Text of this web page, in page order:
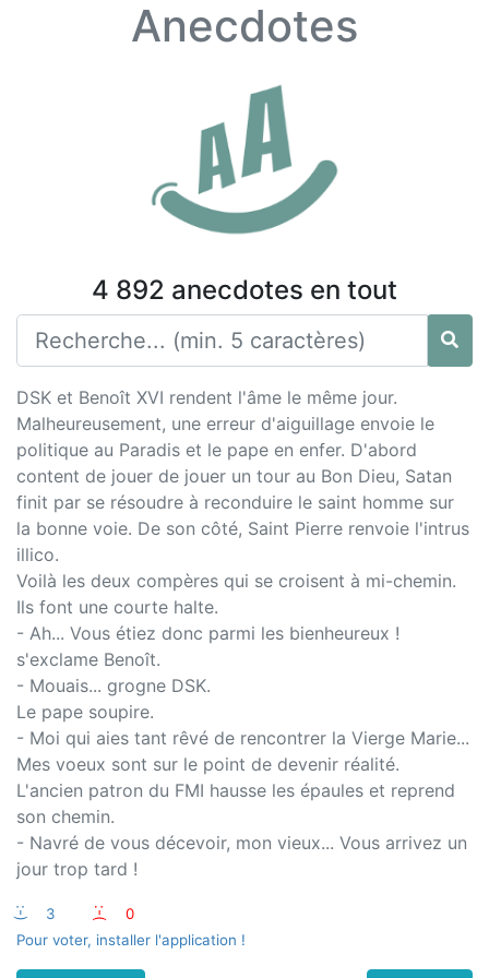
Anecdotes
4 892 anecdotes en tout
DSK et Benoît XVI rendent l'âme le même jour.
Malheureusement, une erreur d'aiguillage envoie le
politique au Paradis et le pape en enfer. D'abord
content de jouer de jouer un tour au Bon Dieu, Satan
finit par se résoudre à reconduire le saint homme sur
la bonne voie. De son côté, Saint Pierre renvoie l'intrus
illico.
Voilà les deux compères qui se croisent à mi-chemin.
Ils font une courte halte.
- Ah... Vous étiez donc parmi les bienheureux !
s'exclame Benoît.
- Mouais... grogne DSK.
Le pape soupire.
- Moi qui aies tant rêvé de rencontrer la Vierge Marie...
Mes voeux sont sur le point de devenir réalité.
L'ancien patron du FMI hausse les épaules et reprend
son chemin.
- Navré de vous décevoir, mon vieux... Vous arrivez un
jour trop tard !
:-) 3 :-(
0
Pour voter, installer l'application !